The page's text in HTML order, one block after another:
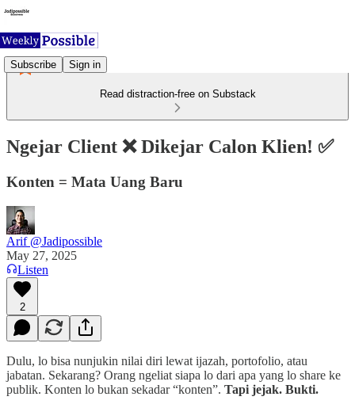
Subscribe Sign in
Read distraction-free on Substack
Ngejar Client ❌ Dikejar Calon Klien! ✅
Konten = Mata Uang Baru
Arif @Jadipossible
May 27, 2025
Listen
2
Dulu, lo bisa nunjukin nilai diri lewat ijazah, portofolio, atau
jabatan. Sekarang? Orang ngeliat siapa lo dari apa yang lo share ke
publik. Konten lo bukan sekadar “konten”. Tapi jejak. Bukti.